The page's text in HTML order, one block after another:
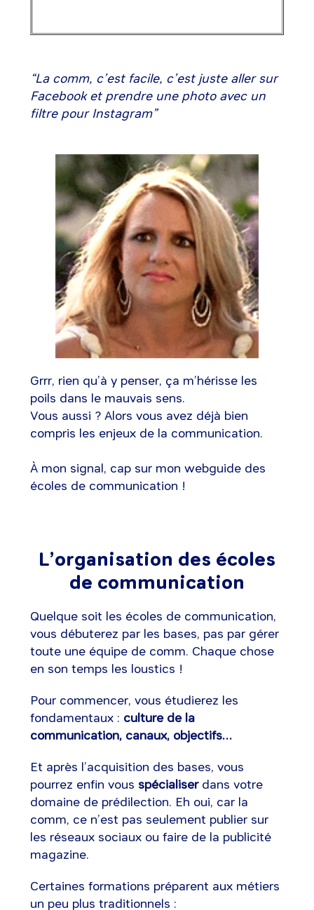
“La comm, c’est facile, c’est juste aller sur
Facebook et prendre une photo avec un
filtre pour Instagram”
Grrr, rien qu’à y penser, ça m’hérisse les
poils dans le mauvais sens.
Vous aussi ? Alors vous avez déjà bien
compris les enjeux de la communication.
À mon signal, cap sur mon webguide des
écoles de communication !
L’organisation des écoles
de communication
Quelque soit les écoles de communication,
vous débuterez par les bases, pas par gérer
toute une équipe de comm. Chaque chose
en son temps les loustics !
Pour commencer, vous étudierez les
fondamentaux : culture de la
communication, canaux, objectifs…
Et après l’acquisition des bases, vous
pourrez enfin vous spécialiserdans votre
domaine de prédilection. Eh oui, car la
comm, ce n’est pas seulement publier sur
les réseaux sociaux ou faire de la publicité
magazine.
Certaines formations préparent aux métiers
un peu plus traditionnels :